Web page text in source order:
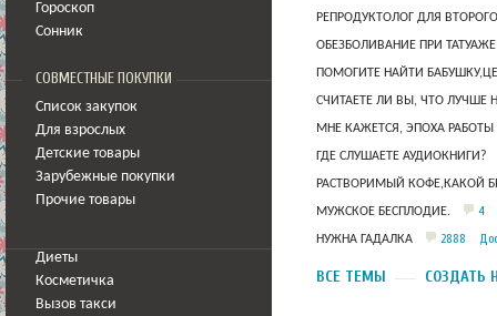
Гороскоп
Сонник
СОВМЕСТНЫЕ ПОКУПКИ
Список закупок
Для взрослых
Детские товары
Зарубежные покупки
Прочие товары
Диеты
Косметичка
Вызов такси
РЕПРОДУКТОЛОГ ДЛЯ
ОБЕЗБОЛИВАНИЕ ПРИ
ПОМОГИТЕ НАЙТИ
СЧИТАЕТЕ ЛИ ВЫ, ЧТО ЛУЧШЕ
МНЕ КАЖЕТСЯ, ЭПОХА
ГДЕ СЛУШАЕТЕ АУДИОКНИГИ?
РАСТВОРИМЫЙ КОФЕ,КАКОЙ
МУЖСКОЕ БЕСПЛОДИЕ. 4
НУЖНА ГАДАЛКА 2888
ВСЕ ТЕМЫ СОЗДАТЬ